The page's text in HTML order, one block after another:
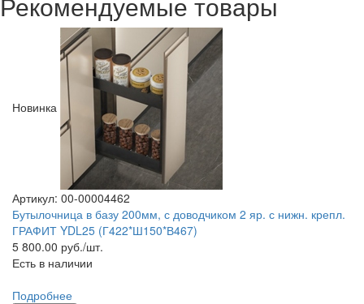
Новинка
Артикул: 00-00004462
Бутылочница в базу 200мм, с доводчиком 2 яр. с нижн. крепл.
ГРАФИТ YDL25 (Г422*Ш150*В467)
5 800.00 руб./шт.
Есть в наличии
Подробнее